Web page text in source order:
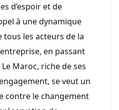
d’espoir et de
à une dynamique
les acteurs de la
en passant
Maroc, riche de ses
se veut un
contre le changement